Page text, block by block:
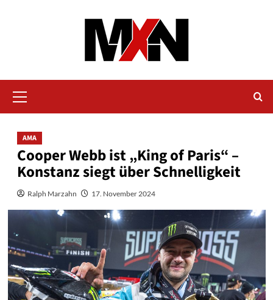
Menü
AMA
Cooper Webb ist „King of Paris“ –
Konstanz siegt über Schnelligkeit
Ralph Marzahn 17. November 2024